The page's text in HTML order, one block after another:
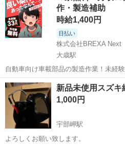
作・製造補助
時給1,400円
日払い
株式会社BREXA Next
大歳駅
自動車向け車載部品の製造作業！未経
中！友達同士での応募OK！備品付きワ
社負担！生活支援物資事前対応可◎格安
♪《山口県山口市》 人気の工...
山口 山口市 大歳駅 その他
新品未使用スズキ
1,000円
宇部岬駅
よろしくお願い致します。